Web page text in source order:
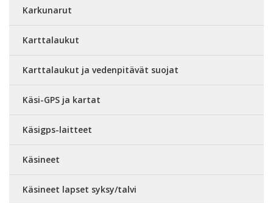
Karkunarut
Karttalaukut
Karttalaukut ja vedenpitävät suojat
Käsi-GPS ja kartat
Käsigps-laitteet
Käsineet
Käsineet lapset syksy/talvi